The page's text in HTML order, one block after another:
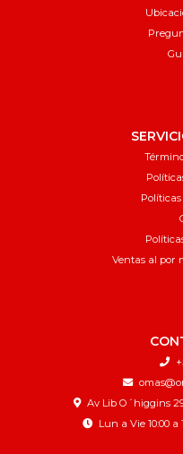
Ventas al por
Av Lib O´higgins
Lun a Vie 10:00 a